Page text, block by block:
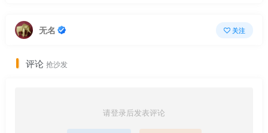
无名 关注
评论 抢沙发
请登录后发表评论